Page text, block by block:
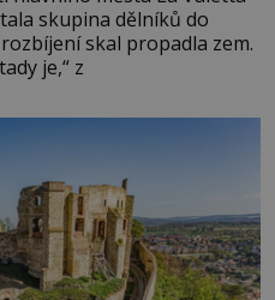
skupina dělníků do
skal propadla zem.
je,“ z